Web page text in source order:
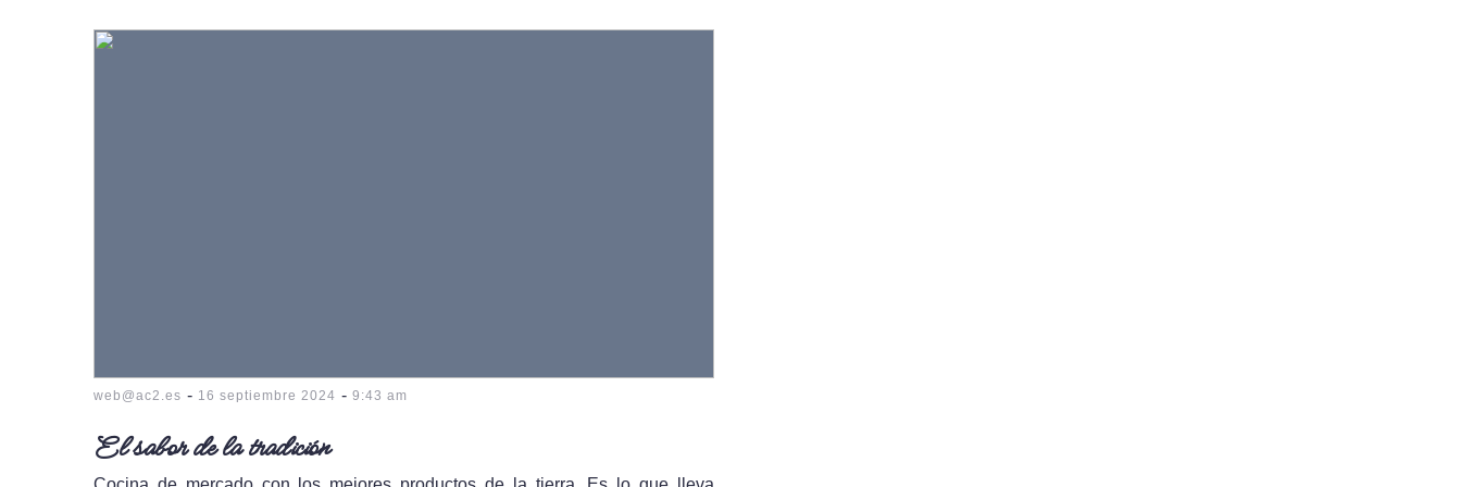
web@ac2.es - 16 septiembre 2024 - 9:43 am
El sabor de la tradición